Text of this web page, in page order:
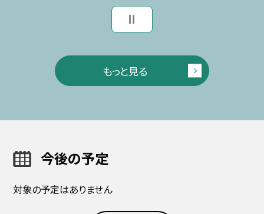
もっと見る
今後の予定
対象の予定はありません